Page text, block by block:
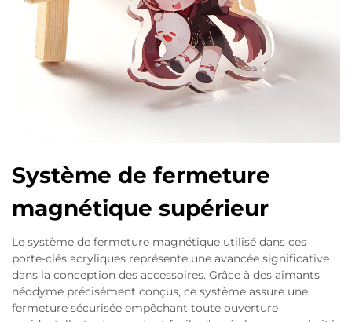
Système de fermeture
magnétique supérieur
Le système de fermeture magnétique utilisé dans ces
porte-clés acryliques représente une avancée significative
dans la conception des accessoires. Grâce à des aimants
néodyme précisément conçus, ce système assure une
fermeture sécurisée empêchant toute ouverture